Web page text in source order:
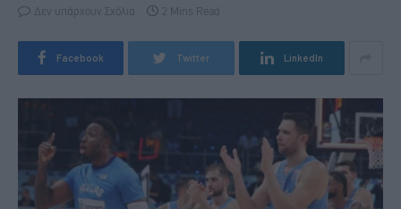
Δεν υπάρχουν Σχόλια 2 Mins Read
Facebook Twitter LinkedIn